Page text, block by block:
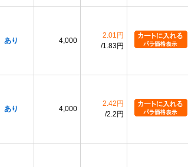
あり 4,000
2.01円
1.83円
あり 4,000
2.42円
2.2円